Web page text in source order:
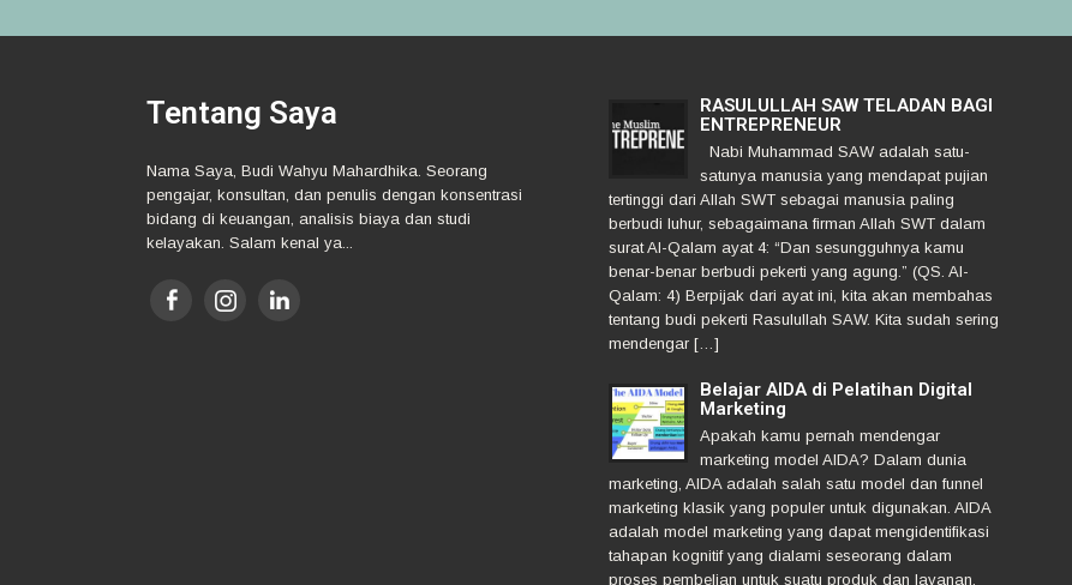
Tentang Saya
Nama Saya, Budi Wahyu Mahardhika. Seorang
pengajar, konsultan, dan penulis dengan konsentrasi
bidang di keuangan, analisis biaya dan studi
kelayakan. Salam kenal ya...
RASULULLAH SAW TELADAN BAGI
ENTREPRENEUR
Nabi Muhammad SAW adalah satu-
satunya manusia yang mendapat pujian
tertinggi dari Allah SWT sebagai manusia paling
berbudi luhur, sebagaimana firman Allah SWT dalam
surat Al-Qalam ayat 4: “Dan sesungguhnya kamu
benar-benar berbudi pekerti yang agung.” (QS. Al-
Qalam: 4) Berpijak dari ayat ini, kita akan membahas
tentang budi pekerti Rasulullah SAW. Kita sudah sering
mendengar […]
Belajar AIDA di Pelatihan Digital
Marketing
Apakah kamu pernah mendengar
marketing model AIDA? Dalam dunia
marketing, AIDA adalah salah satu model dan funnel
marketing klasik yang populer untuk digunakan. AIDA
adalah model marketing yang dapat mengidentifikasi
tahapan kognitif yang dialami seseorang dalam
proses pembelian untuk suatu produk dan layanan.